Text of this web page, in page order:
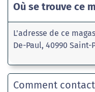
Où se trouve ce
L'adresse de ce
De-Paul, 40990 Saint-
Comment